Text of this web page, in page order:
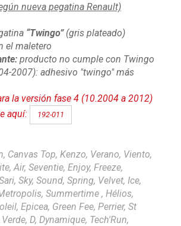
nueva pegatina Renault)
“Twingo” (gris plateado)
el maletero
producto no cumple con Twingo
2007): adhesivo "twingo" más
la versión fase 4 (10.2004 a 2012)
aquí:
192-011
Canvas Top, Kenzo, Verano, Viento,
Air, Seventie, Enjoy, Freeze,
Sky, Sound, Spring, Velvet, Ice,
Summertime , Hélios,
Epicea, Green Fee, Perrier, St
D, Dynamique, Tech'Run,